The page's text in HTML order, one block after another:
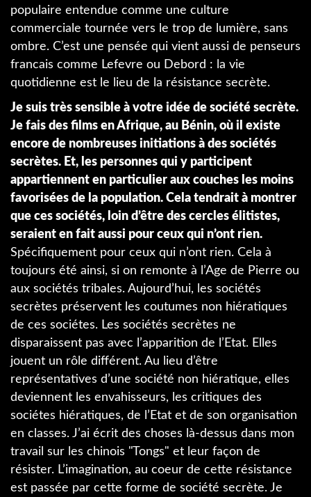
populaire entendue comme une culture
commerciale tournée vers le trop de lumière, sans
ombre. C’est une pensée qui vient aussi de penseurs
francais comme Lefevre ou Debord : la vie
quotidienne est le lieu de la résistance secrète.
Je suis très sensible à votre idée de société secrète.
Je fais des films en Afrique, au Bénin, où il existe
encore de nombreuses initiations à des sociétés
secrètes. Et, les personnes qui y participent
appartiennent en particulier aux couches les moins
favorisées de la population. Cela tendrait à montrer
que ces sociétés, loin d’être des cercles élitistes,
seraient en fait aussi pour ceux qui n’ont rien.
Spécifiquement pour ceux qui n’ont rien. Cela à
toujours été ainsi, si on remonte à l’Age de Pierre ou
aux sociétés tribales. Aujourd’hui, les sociétés
secrètes préservent les coutumes non hiératiques
de ces sociétes. Les sociétés secrètes ne
disparaissent pas avec l’apparition de l’Etat. Elles
jouent un rôle différent. Au lieu d’être
représentatives d’une société non hiératique, elles
deviennent les envahisseurs, les critiques des
sociétes hiératiques, de l’Etat et de son organisation
en classes. J’ai écrit des choses là-dessus dans mon
travail sur les chinois "Tongs" et leur façon de
résister. L’imagination, au coeur de cette résistance
est passée par cette forme de société secrète. Je